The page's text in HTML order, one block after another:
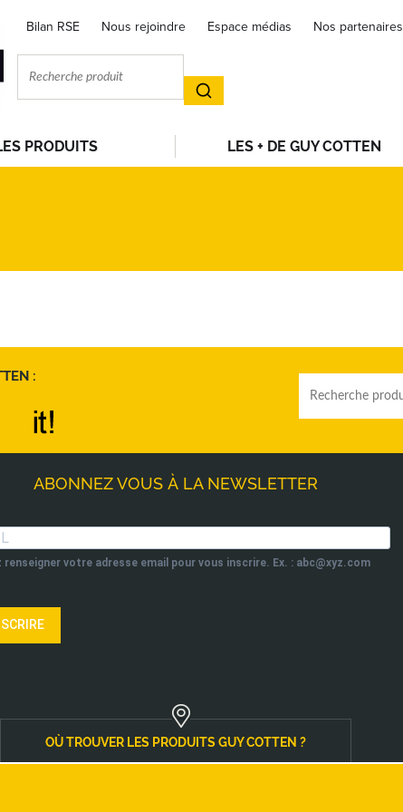
Bilan RSE Nous rejoindre Espace médias Nos partenaires
PRODUITS LES + DE GUY COTTEN
:
ABONNEZ VOUS À LA NEWSLETTER
renseigner votre adresse email pour vous inscrire. Ex. : abc@xyz.com
OÙ TROUVER LES PRODUITS GUY COTTEN ?